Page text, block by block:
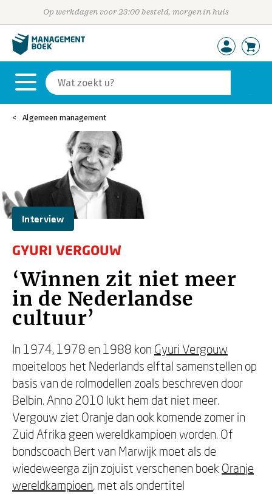
Op werkdagen voor 23:00 besteld, morgen in huis
Algemeen management
Interview
GYURI VERGOUW
‘Winnen zit niet meer
in de Nederlandse
cultuur’
In 1974, 1978 en 1988 kon Gyuri Vergouw
moeiteloos het Nederlands elftal samenstellen op
basis van de rolmodellen zoals beschreven door
Belbin. Anno 2010 lukt hem dat niet meer.
Vergouw ziet Oranje dan ook komende zomer in
Zuid Afrika geen wereldkampioen worden. Of
bondscoach Bert van Marwijk moet als de
wiedeweerga zijn zojuist verschenen boek Oranje
wereldkampioen, met als ondertitel